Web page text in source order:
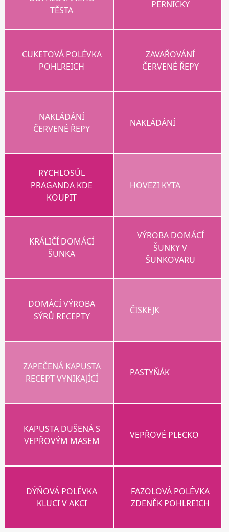
TĚSTA
PERNICKY
CUKETOVÁ POLÉVKA
POHLREICH
ZAVAŘOVÁNÍ
ČERVENÉ ŘEPY
NAKLÁDÁNÍ
ČERVENÉ ŘEPY
NAKLÁDÁNÍ
RYCHLOSŮL
PRAGANDA KDE
KOUPIT
HOVEZI KYTA
KRÁLIČÍ DOMÁCÍ
ŠUNKA
VÝROBA DOMÁCÍ
ŠUNKY V
ŠUNKOVARU
DOMÁCÍ VÝROBA
SÝRŮ RECEPTY
ČISKEJK
ZAPEČENÁ KAPUSTA
RECEPT VYNIKAJÍCÍ
PASTYŇÁK
KAPUSTA DUŠENÁ S
VEPŘOVÝM MASEM
VEPŘOVÉ PLECKO
DÝŇOVÁ POLÉVKA
KLUCI V AKCI
FAZOLOVÁ POLÉVKA
ZDENĚK POHLREICH